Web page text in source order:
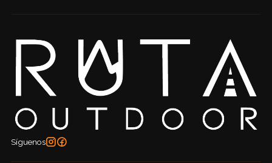
Síguenos